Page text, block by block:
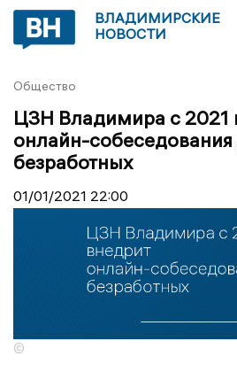
ВЛАДИМИРСКИЕ
НОВОСТИ
Общество
ЦЗН Владимира с 2021
онлайн-собеседования
безработных
01/01/2021 22:00
©